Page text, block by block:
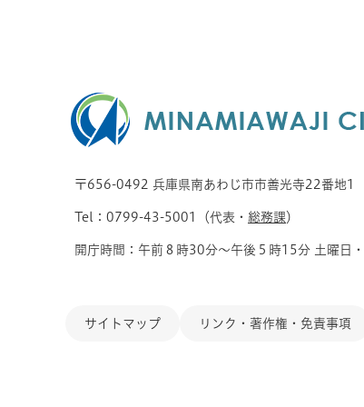
〒656-0492 兵庫県南あわじ市市善光寺22番地1
Tel：0799-43-5001（代表・ 総務課）
開庁時間：午前８時30分～午後５時15分 土曜日
サイトマップ リンク・著作権・免責事項